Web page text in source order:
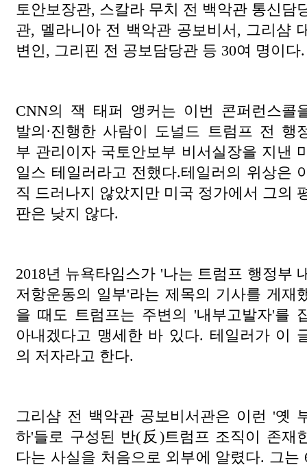
토안보장관, 스칼라 무치 전 백악관 통신담
관, 멜라니아 전 백악관 공보비서, 그리샴
변인, 그리핀 전 공보담당관 등 30여 명이다.
CNN의 잭 태퍼 앵커는 이번 콘퍼런스콜
발의·진행한 사람이 도널드 트럼프 전 행
부 관리이자 국토안보부 비서실장을 지낸
일스 테일러라고 전했다.테일러의 위상은
직 드러나지 않았지만 미국 정가에서 그의
판은 낮지 않다.
2018년 뉴욕타임스가 '나는 트럼프 행정부
저항운동의 일부'라는 제목의 기사를 게재
을 때도 트럼프는 주변의 '내부고발자'를
아내겠다고 맹세한 바 있다. 테일러가 이
의 저자라고 한다.
그리샴 전 백악관 공보비서관은 이런 '옛
하'들로 구성된 반(反)트럼프 조직이 존재
다는 사실을 처음으로 외부에 알렸다. 그는